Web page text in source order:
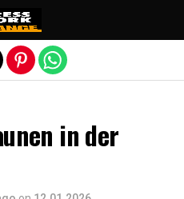
in der
verlassen